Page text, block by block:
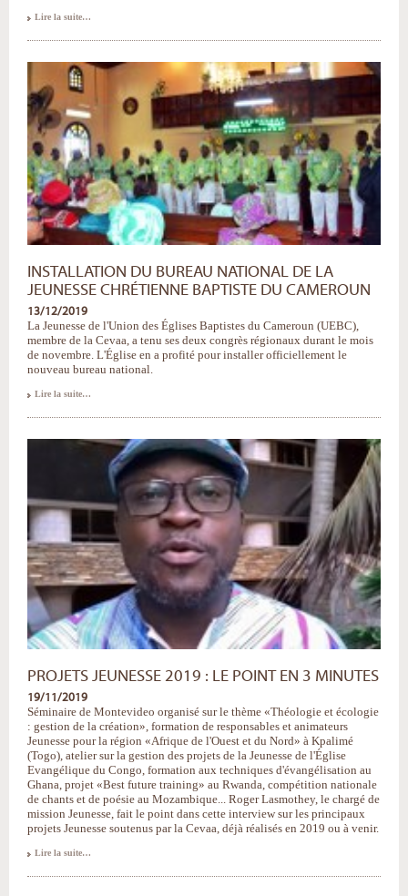
Roger
de
la
Communauté
-
Lire la suite…
INSTALLATION DU BUREAU NATIONAL DE LA
JEUNESSE CHRÉTIENNE BAPTISTE DU CAMEROUN
13/12/2019
La Jeunesse de l'Union des Églises Baptistes du Cameroun (UEBC),
membre de la Cevaa, a tenu ses deux congrès régionaux durant le mois
de novembre. L'Église en a profité pour installer officiellement le
nouveau bureau national.
Installation
-
Lire la suite…
PROJETS JEUNESSE 2019 : LE POINT EN 3 MINUTES
19/11/2019
Séminaire de Montevideo organisé sur le thème «Théologie et écologie
: gestion de la création», formation de responsables et animateurs
Jeunesse pour la région «Afrique de l'Ouest et du Nord» à Kpalimé
(Togo), atelier sur la gestion des projets de la Jeunesse de l'Église
Evangélique du Congo, formation aux techniques d'évangélisation au
Ghana, projet «Best future training» au Rwanda, compétition nationale
de chants et de poésie au Mozambique... Roger Lasmothey, le chargé de
mission Jeunesse, fait le point dans cette interview sur les principaux
projets Jeunesse soutenus par la Cevaa, déjà réalisés en 2019 ou à venir.
Projets
Lire la suite…